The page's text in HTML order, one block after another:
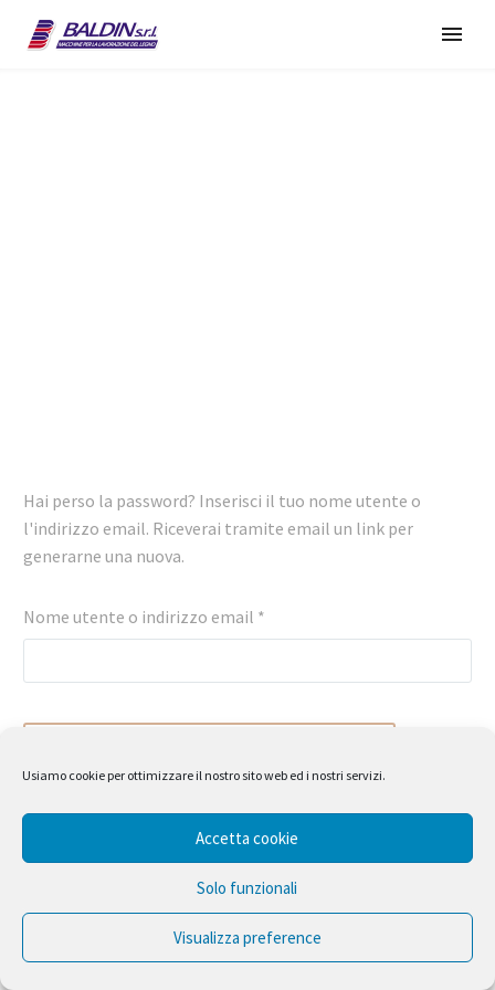
Usiamo cookie per ottimizzare il nostro sito web ed i nostri servizi.
Accetta cookie
Solo funzionali
Visualizza preference
Hai perso la password? Inserisci il tuo nome utente o
l'indirizzo email. Riceverai tramite email un link per
generarne una nuova.
Nome utente o indirizzo email *